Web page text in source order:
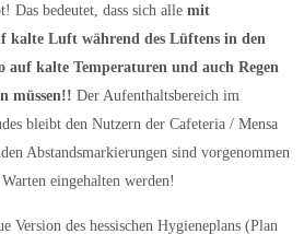
Das bedeutet, dass sich alle mit
kalte Luft während des Lüftens in den
auf kalte Temperaturen und auch Regen
müssen!! Der Aufenthaltsbereich im
bleibt den Nutzern der Cafeteria / Mensa
Abstandsmarkierungen sind vorgenommen
eingehalten werden!
Version des hessischen Hygieneplans (Plan